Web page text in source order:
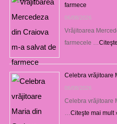
farmece
06/08/2026
Vrăjitoarea
farmecele …
Celebra vrăjitoare
06/08/2026
Celebra vrăjitoare
Citeşte mai mult